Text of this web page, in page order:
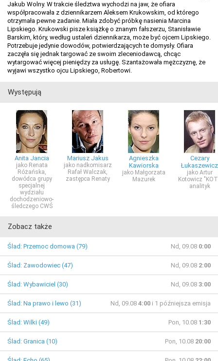
Jakub Wolny. W trakcie śledztwa wychodzi na jaw, że ofiara
współpracowała z dziennikarzem Aleksem Krukowskim, od którego
otrzymała pewne zadanie. Miała zdobyć próbkę nasienia Marcina
Lipskiego. Krukowski pisze książkę o znanym fałszerzu, Stanisławie
Barskim, który, według ustaleń dziennikarza, może być ojcem Lipskiego.
Potrzebuje jedynie dowodów, potwierdzających te domysły. Ofiara
zaczęła się jednak targować ze swoim zleceniodawcą, chcąc
wytargować więcej pieniędzy za usługę. Szantażowała mężczyznę, że
wyjawi wszystko ojcu Lipskiego, Robertowi.
Występują
Anita Jancia
jako Renata
Różańska,
dowódca grupy
specjalnej
wydziału
dochodzeniowo-
śledczego CWŚ
Mariusz Jakus
jako nadkomisarz
Rafał Walczak,
zastępca Renaty
Agnieszka
Kawiorska
jako Małgorzata
Mazurek
Cezary
Łukaszewicz
jako Artur
Kotowicz
analityk
Zobacz także
Ślad: Przemoc domowa (79) Nd, 09.08 0:00
Ślad: Zawodowiec (47) Nd, 09.08 2:00
Ślad: Wybawiciel (30) Nd, 09.08 3:00
Ślad: Na prawo i lewo (31) Nd, 09.08 4:00 i 1 późniejsza emisja
Ślad: Wilki (49) Pon, 10.08 1:30
Ślad: Granica (10) Pon, 10.08 20:00